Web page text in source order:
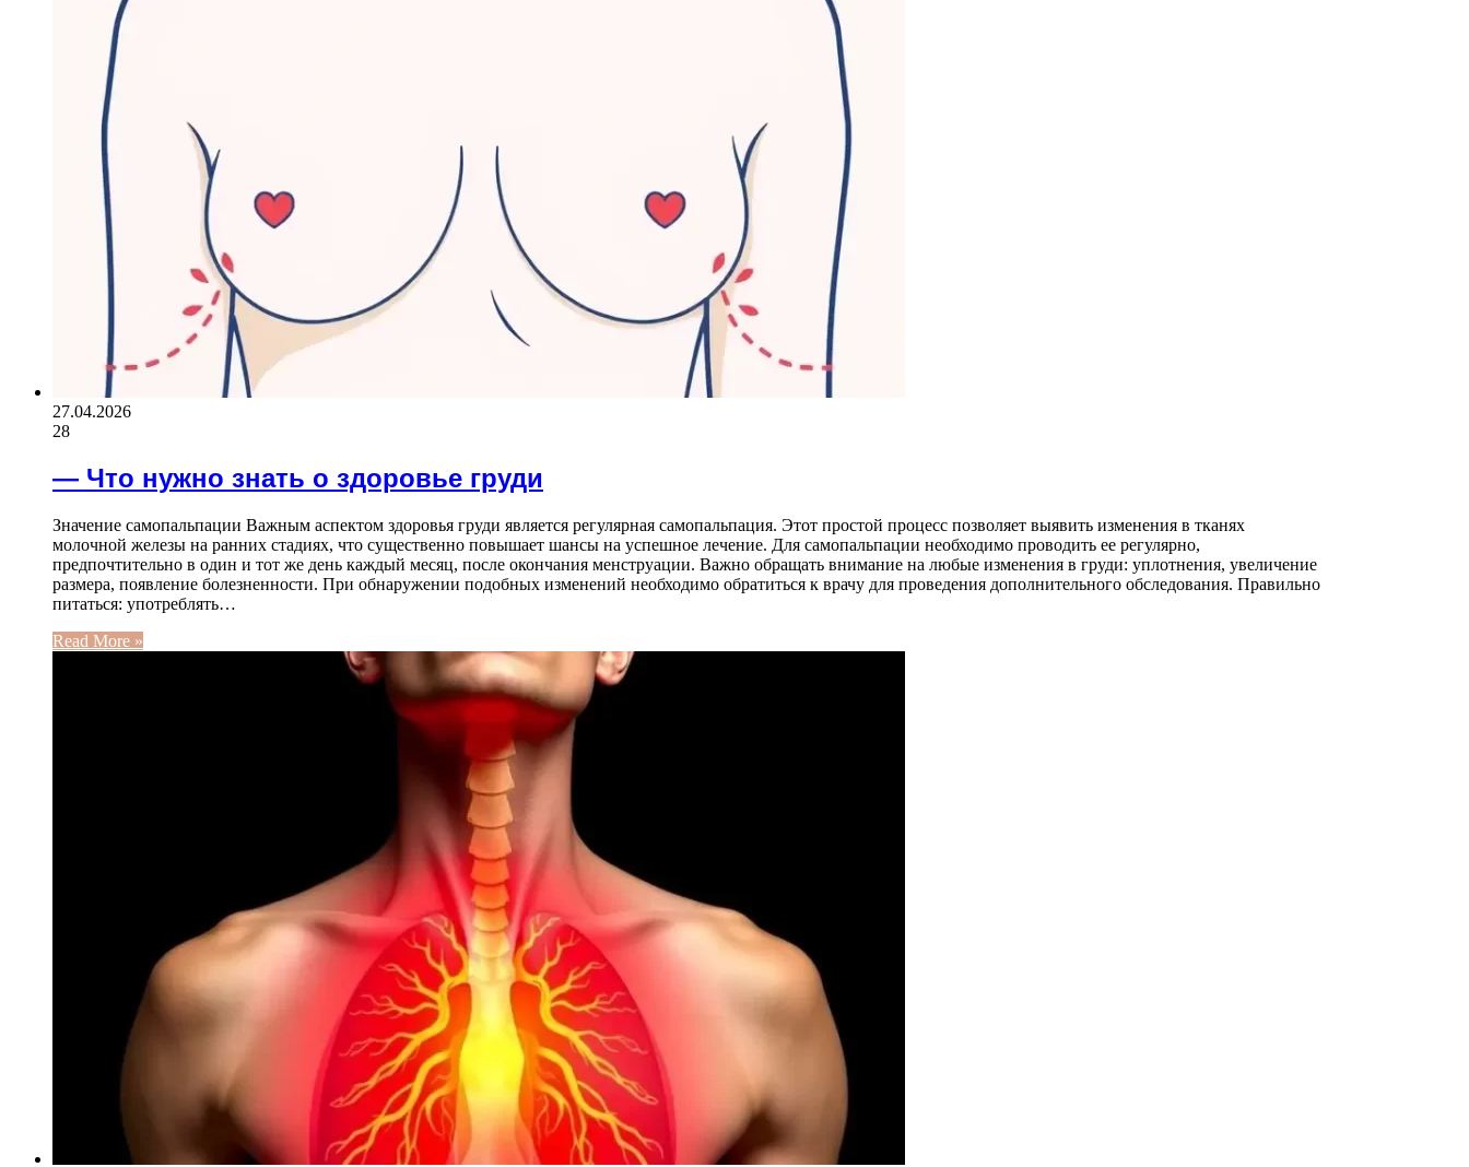
27.04.2026
28
— Что нужно знать о здоровье груди
Значение самопальпации Важным аспектом здоровья груди является регулярная самопальпация. Этот простой процесс позволяет выявить изменения в тканях
молочной железы на ранних стадиях, что существенно повышает шансы на успешное лечение. Для самопальпации необходимо проводить ее регулярно,
предпочтительно в один и тот же день каждый месяц, после окончания менструации. Важно обращать внимание на любые изменения в груди: уплотнения, увеличение
размера, появление болезненности. При обнаружении подобных изменений необходимо обратиться к врачу для проведения дополнительного обследования. Правильно
питаться: употреблять…
Read More »